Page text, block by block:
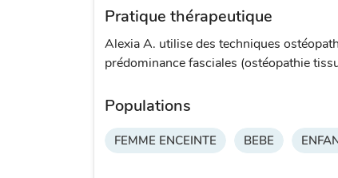
Pratique thérapeutique
Alexia A. utilise des techniques
prédominance fasciales (ostéopathie
Populations
FEMME ENCEINTE BEBE